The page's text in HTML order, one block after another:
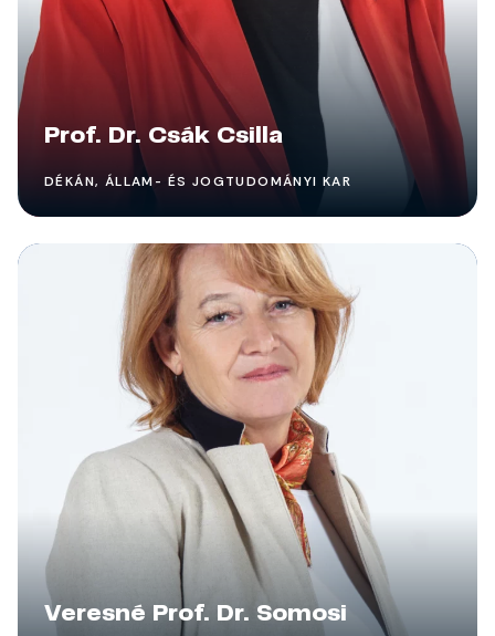
Prof. Dr. Csák Csilla
DÉKÁN, ÁLLAM- ÉS JOGTUDOMÁNYI KAR
Veresné Prof. Dr. Somosi